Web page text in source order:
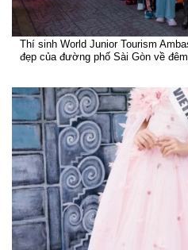
Thí sinh World Junior Tourism
đẹp của đường phố Sài Gòn về đêm